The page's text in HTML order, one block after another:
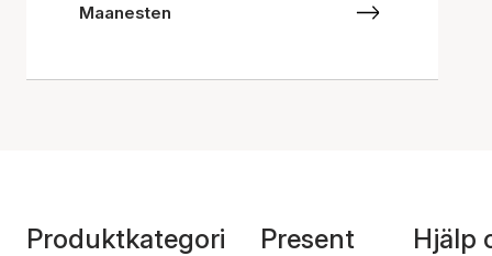
Maanesten
Produktkategori
Present
Hjälp